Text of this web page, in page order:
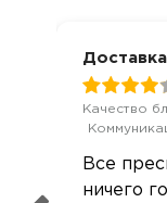
Качество
Все
ничего